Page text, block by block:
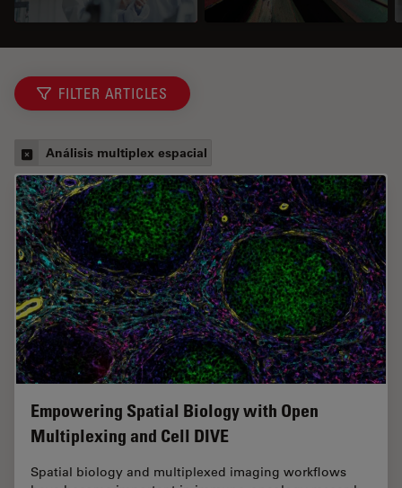
FILTER ARTICLES
Análisis multiplex espacial
Empowering Spatial Biology with Open
Multiplexing and Cell DIVE
Spatial biology and multiplexed imaging workflows